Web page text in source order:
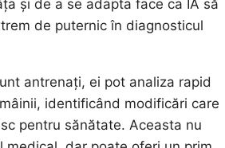
și de a se adapta face ca IA să
de puternic în diagnosticul
antrenați, ei pot analiza rapid
identificând modificări care
pentru sănătate. Aceasta nu